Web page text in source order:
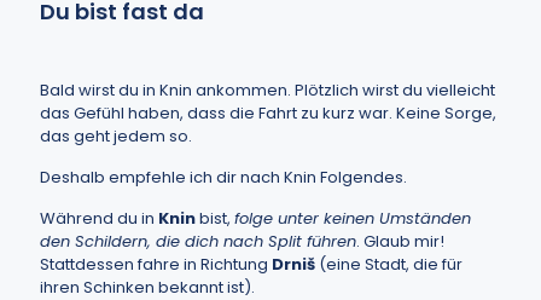
Du bist fast da
Bald wirst du in Knin ankommen. Plötzlich wirst du vielleicht
das Gefühl haben, dass die Fahrt zu kurz war. Keine Sorge,
das geht jedem so.
Deshalb empfehle ich dir nach Knin Folgendes.
Während du in Kninbist, folge unter keinen Umständen
den Schildern, die dich nach Split führen. Glaub mir!
Stattdessen fahre in Richtung Drniš (eine Stadt, die für
ihren Schinken bekannt ist).